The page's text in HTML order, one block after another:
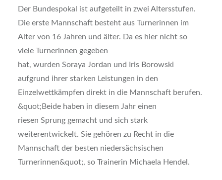
Der Bundespokal ist aufgeteilt in zwei Altersstufen.
Die erste Mannschaft besteht aus Turnerinnen im
Alter von 16 Jahren und älter. Da es hier nicht so
viele Turnerinnen gegeben
hat, wurden Soraya Jordan und Iris Borowski
aufgrund ihrer starken Leistungen in den
Einzelwettkämpfen direkt in die Mannschaft berufen.
&quot;Beide haben in diesem Jahr einen
riesen Sprung gemacht und sich stark
weiterentwickelt. Sie gehören zu Recht in die
Mannschaft der besten niedersächsischen
Turnerinnen&quot;, so Trainerin Michaela Hendel.